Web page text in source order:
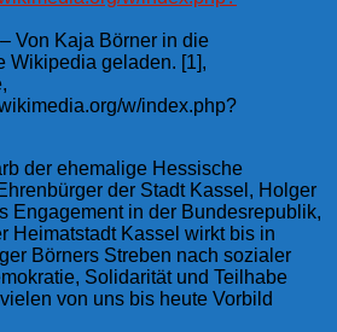
Von Kaja Börner in die
Wikipedia geladen. [1],
w/index.php?
der ehemalige Hessische
der Stadt Kassel, Holger
Engagement in der Bundesrepublik,
Heimatstadt Kassel wirkt bis in
Börners Streben nach sozialer
Solidarität und Teilhabe
von uns bis heute Vorbild